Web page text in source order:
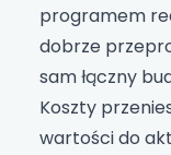
programem
dobrze
sam łączny
Koszty
wartości do